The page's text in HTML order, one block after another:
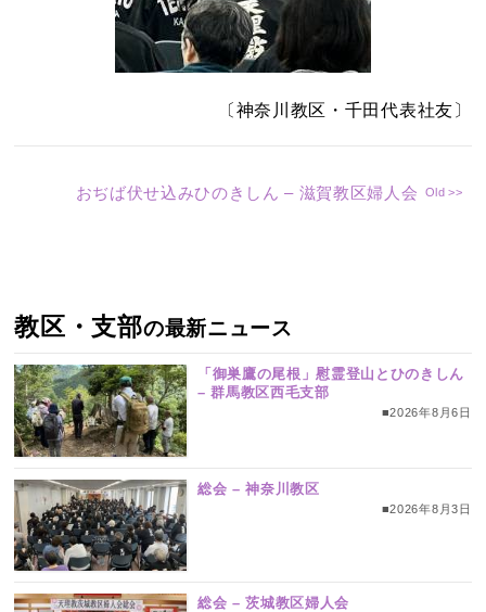
〔神奈川教区・千田代表社友〕
おぢば伏せ込みひのきしん – 滋賀教区婦人会
教区・支部の最新ニュース
「御巣鷹の尾根」慰霊登山とひのきしん
– 群馬教区西毛支部
■2026年8月6日
総会 – 神奈川教区
■2026年8月3日
総会 – 茨城教区婦人会